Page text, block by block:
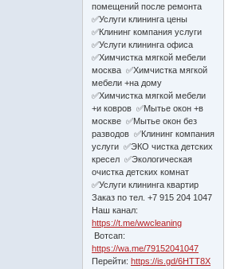
помещений после ремонта
✅Услуги клининга цены
✅Клининг компания услуги
✅Услуги клининга офиса
✅Химчистка мягкой мебели
москва ✅Химчистка мягкой
мебели +на дому
✅Химчистка мягкой мебели
+и ковров ✅Мытье окон +в
москве ✅Мытье окон без
разводов ✅Клининг компания
услуги ✅ЭКО чистка детских
кресел ✅Экологическая
очистка детских комнат
✅Услуги клининга квартир
Заказ по тел. +7 915 204 1047
Наш канал:
https://t.me/wwcleaning
Вотсап:
https://wa.me/79152041047
Перейти:https://is.gd/6HTT8X